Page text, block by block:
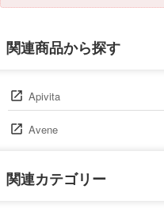
関連商品から探す
Apivita
Avene
関連カテゴリー